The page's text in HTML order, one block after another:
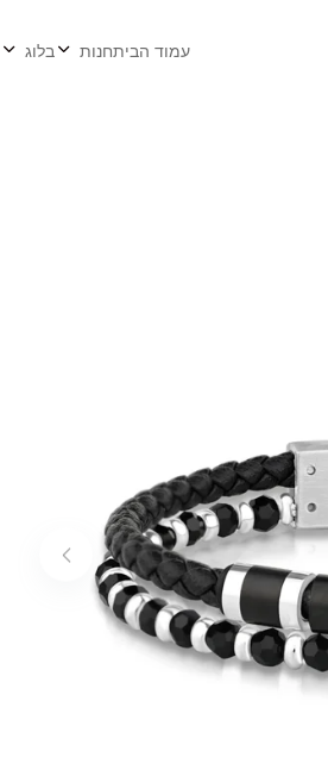
עמוד הביתחנות בלוג